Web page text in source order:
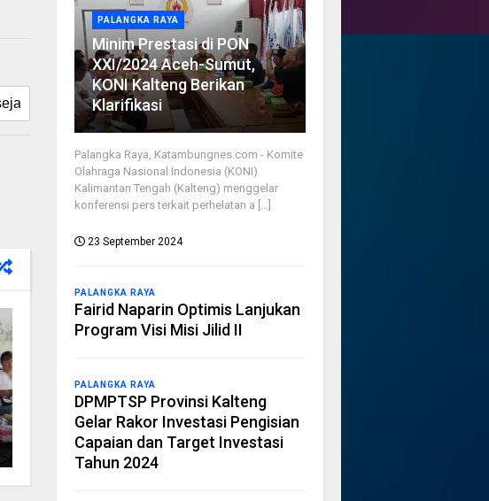
PALANGKA RAYA
Minim Prestasi di PON
XXI/2024 Aceh-Sumut,
KONI Kalteng Berikan
Klarifikasi
Palangka Raya, Katambungnes.com - Komite
Olahraga Nasional Indonesia (KONI)
Kalimantan Tengah (Kalteng) menggelar
konferensi pers terkait perhelatan a [...]
23 September 2024
PALANGKA RAYA
Fairid Naparin Optimis Lanjukan
Program Visi Misi Jilid II
PALANGKA RAYA
DPMPTSP Provinsi Kalteng
Gelar Rakor Investasi Pengisian
Capaian dan Target Investasi
Tahun 2024